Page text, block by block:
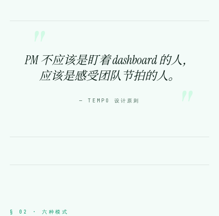
PM 不应该是盯着 dashboard 的人，
应该是感受团队节拍的人。
— TEMPO 设计原则
§ 02 · 六种模式